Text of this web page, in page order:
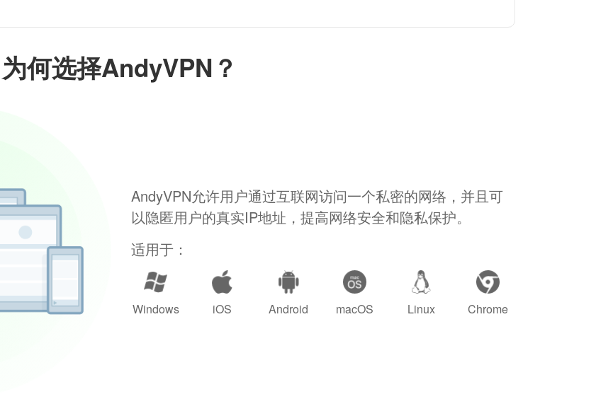
为何选择AndyVPN？
AndyVPN允许用户通过互联网访问一个私密的网络，并且可
以隐匿用户的真实IP地址，提高网络安全和隐私保护。
适用于：
Windows iOS Android macOS Linux Chrome